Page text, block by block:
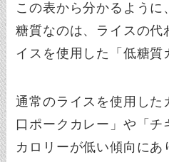
この表から分かるよう
糖質なのは、ライスの代
イスを使用した「低糖質
通常のライスを使用した
口ポークカレー」や「チ
カロリーが低い傾向に